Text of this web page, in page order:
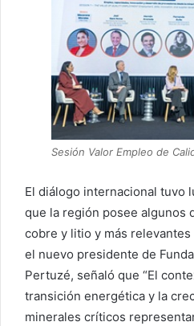
Sesión Valor Empleo de
El diálogo internacional tuvo
que la región posee algunos
cobre y litio y más relevantes
el nuevo presidente de
Pertuzé, señaló que “El
transición energética y la
minerales críticos